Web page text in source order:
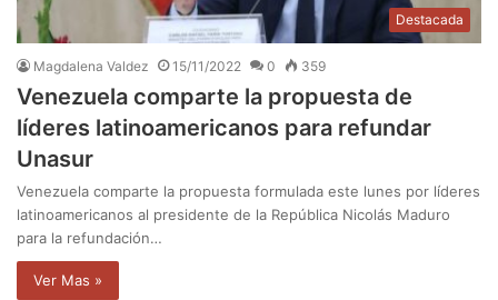
Destacada
Magdalena Valdez 15/11/2022 0 359
Venezuela comparte la propuesta de
líderes latinoamericanos para refundar
Unasur
Venezuela comparte la propuesta formulada este lunes por líderes
latinoamericanos al presidente de la República Nicolás Maduro
para la refundación…
Ver Mas »